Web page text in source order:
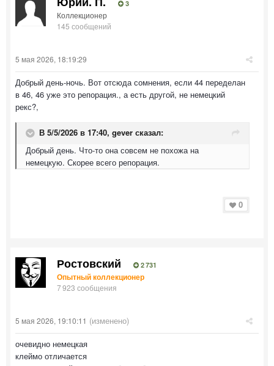
3
Коллекционер
145 сообщений
5 мая 2026, 18:19:29
Добрый день-ночь. Вот отсюда сомнения, если 44 переделан
в 46, 46 уже это репорация., а есть другой, не немецкий
рекс?,
В 5/5/2026 в 17:40, gever сказал:
Добрый день. Что-то она совсем не похожа на
немецкую. Скорее всего репорация.
0
Ростовский 2 731
Опытный коллекционер
7 923 сообщения
5 мая 2026, 19:10:11 (изменено)
очевидно немецкая
клеймо отличается